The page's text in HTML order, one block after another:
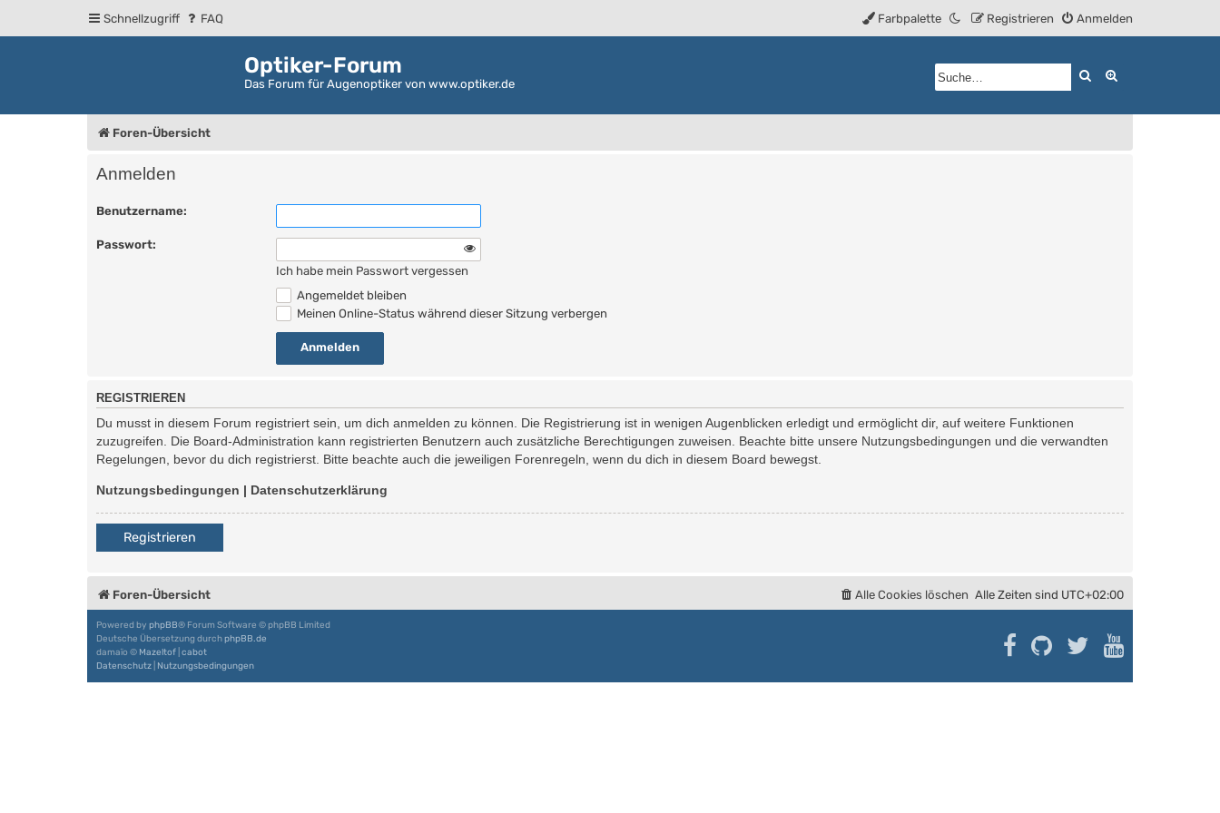
Schnellzugriff FAQ Anmelden
Registrieren
Farbpalette
Optiker-Forum
Das Forum für Augenoptiker von www.optiker.de
Suche
Foren-Übersicht
Anmelden
Benutzername:
Passwort:
Ich habe mein Passwort vergessen
Angemeldet bleiben
Meinen Online-Status während dieser Sitzung verbergen
REGISTRIEREN
Du musst in diesem Forum registriert sein, um dich anmelden zu können. Die Registrierung ist in wenigen Augenblicken erledigt und ermöglicht dir, auf weitere Funktionen
zuzugreifen. Die Board-Administration kann registrierten Benutzern auch zusätzliche Berechtigungen zuweisen. Beachte bitte unsere Nutzungsbedingungen und die verwandten
Regelungen, bevor du dich registrierst. Bitte beachte auch die jeweiligen Forenregeln, wenn du dich in diesem Board bewegst.
Nutzungsbedingungen | Datenschutzerklärung
Registrieren
Foren-Übersicht Alle Zeiten sind UTC+02:00
Alle Cookies löschen
Powered by phpBB® Forum Software © phpBB Limited
Deutsche Übersetzung durchphpBB.de
damaïo © Mazeltof cabot
Datenschutz Nutzungsbedingungen